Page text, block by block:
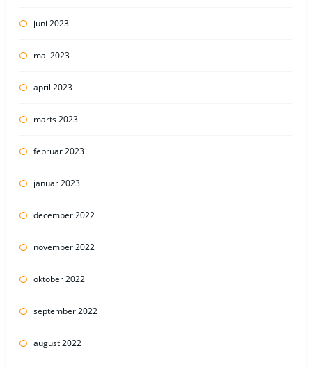
juni 2023
maj 2023
april 2023
marts 2023
februar 2023
januar 2023
december 2022
november 2022
oktober 2022
september 2022
august 2022